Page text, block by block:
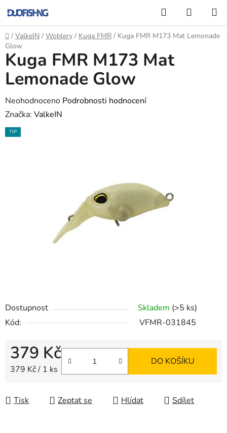
na
obsah
Hledat
KOŠÍK
Domů
/ ValkeIN / Woblery / Kuga FMR / Kuga FMR M173 Mat Lemonade
Glow
Dostupnost Skladem (>5 ks)
Kód:
VFMR-031845
379 Kč
Měrná cena:
379 Kč / 1 ks
DO KOŠÍKU
Tisk Zeptat se Hlídat Sdílet
Kuga FMR M173 Mat
Lemonade Glow
Průměrné
hodnocení
produktu
Neohodnoceno Podrobnosti hodnocení
Značka: ValkeIN
TIP